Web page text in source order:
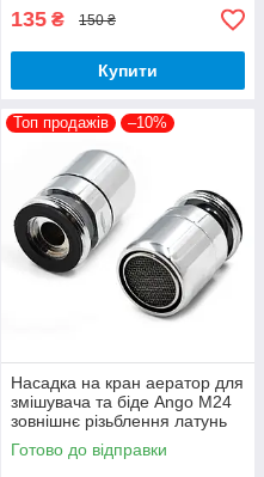
135 ₴ 150 ₴
Купити
Топ продажів –10%
Насадка на кран аератор для
змішувача та біде Ango М24
зовнішнє різьблення латунь
поворотний з перехідником
М22
Готово до відправки